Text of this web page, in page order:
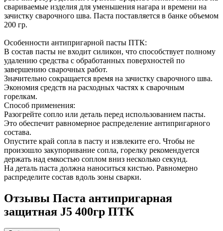
свариваемые изделия для уменьшения нагара и времени на
зачистку сварочного шва. Паста поставляется в банке объемом
200 гр.
Особенности антипригарной пасты ПТК:
В состав пасты не входит силикон, что способствует полному
удалению средства с обработанных поверхностей по
завершению сварочных работ.
Значительно сокращается время на зачистку сварочного шва.
Экономия средств на расходных частях к сварочным
горелкам.
Способ применения:
Разогрейте сопло или деталь перед использованием пасты.
Это обеспечит равномерное распределение антипригарного
состава.
Опустите край сопла в пасту и извлеките его. Чтобы не
произошло закупоривание сопла, горелку рекомендуется
держать над емкостью соплом вниз несколько секунд.
На деталь паста должна наноситься кистью. Равномерно
распределите состав вдоль зоны сварки.
Отзывы Паста антипригарная
защитная J5 400гр ПТК